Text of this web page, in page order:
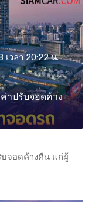
เวลา 20:22 น.
าปรับจอดค้าง
จอดค้างคืน แก่ผู้